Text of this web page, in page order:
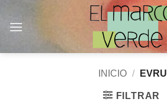
INICIO / EVRU
FILTRAR